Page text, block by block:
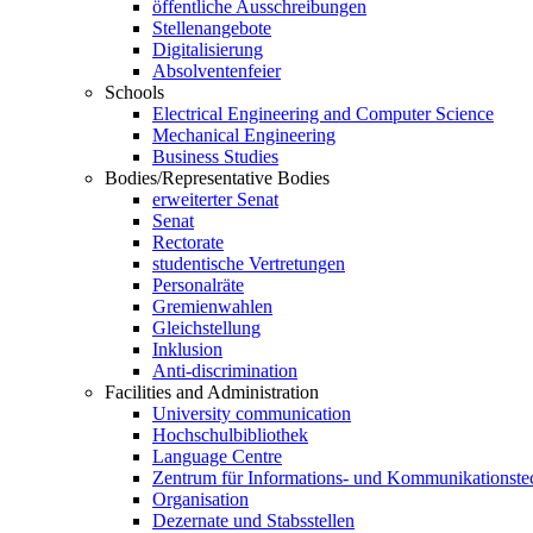
öffentliche Ausschreibungen
Stellenangebote
Digitalisierung
Absolventenfeier
Schools
Electrical Engineering and Computer Science
Mechanical Engineering
Business Studies
Bodies/Representative Bodies
erweiterter Senat
Senat
Rectorate
studentische Vertretungen
Personalräte
Gremienwahlen
Gleichstellung
Inklusion
Anti-discrimination
Facilities and Administration
University communication
Hochschulbibliothek
Language Centre
Zentrum für Informations- und
Organisation
Dezernate und Stabsstellen